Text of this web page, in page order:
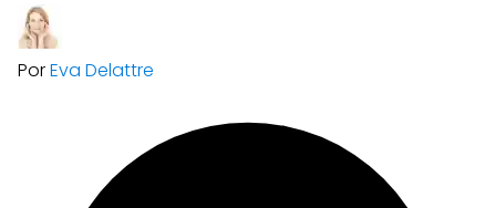
PorEva Delattre